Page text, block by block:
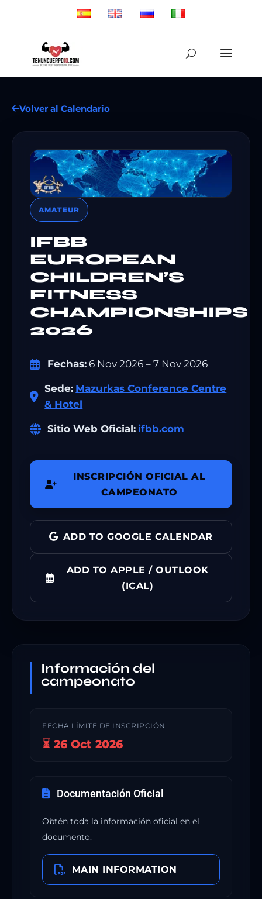
Volver al Calendario
AMATEUR
IFBB
EUROPEAN
CHILDREN’S
FITNESS
CHAMPIONSHIPS
2026
Fechas: 6 Nov 2026 – 7 Nov 2026
Sede: Mazurkas Conference Centre
& Hotel
Sitio Web Oficial: ifbb.com
INSCRIPCIÓN OFICIAL AL
CAMPEONATO
ADD TO GOOGLE CALENDAR
ADD TO APPLE / OUTLOOK
(ICAL)
Información del
campeonato
FECHA LÍMITE DE INSCRIPCIÓN
⏳ 26 Oct 2026
Documentación Oficial
Obtén toda la información oficial en el
documento.
MAIN INFORMATION